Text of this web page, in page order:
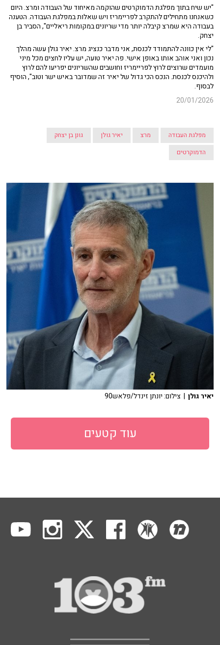
"יש שיח בתוך מפלגת הדמוקרטים שהוקמה מאיחוד של העבודה ומרצ. היום
כשאנחנו מתחילים להתקרב לפריימריז ויש שאלות במפלגת העבודה. הטענה
בעבודה היא שמרצ קיבלה יותר מדי שריונים במקומות ריאליים", הסביר בן
יצחק.
"לי אין כוונה להתמודד לכנסת, אני מדבר כנציג מרצ. יאיר גולן עשה מהלך
נכון ואני אוהב אותו באופן אישי. פה יאיר טועה, יש עליו לחצים מכל מיני
מועמדים שרוצים לרוץ לפריימריז וחושבים שהשריונים יפריעו להם לרוץ
ולהיכנס לכנסת. הנכס הכי גדול של יאיר זה שמדובר באיש ישר וטוב", הוסיף
לבסוף.
20/01/2026
מפלגת העבודה מרצ יאיר גולן
גונן בן יצחק
הדמוקרטים
יאיר גולן | צילום: יונתן זינדל/פלאש90
עוד קטעים